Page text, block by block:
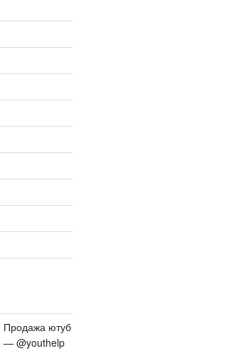
Продажа ютуб
— @youthelp